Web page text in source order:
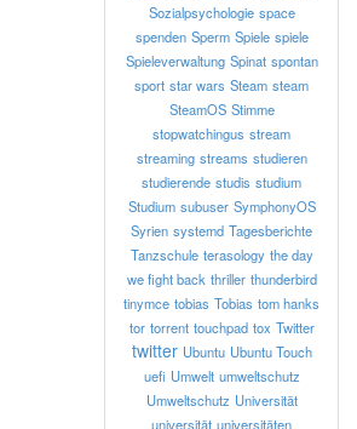
Sozialpsychologie space
spenden Sperm Spiele spiele
Spieleverwaltung Spinat spontan
sport star wars Steam steam
SteamOS Stimme
stopwatchingus stream
streaming streams studieren
studierende studis studium
Studium subuser SymphonyOS
Syrien systemd Tagesberichte
Tanzschule terasology the day
we fight back thriller thunderbird
tinymce tobias Tobias tom hanks
tor torrent touchpad tox Twitter
twitter Ubuntu Ubuntu Touch
uefi Umwelt umweltschutz
Umweltschutz Universität
universität universitäten